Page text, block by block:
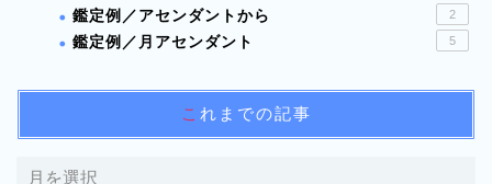
鑑定例／アセンダントから 2
鑑定例／月アセンダント 5
これまでの記事